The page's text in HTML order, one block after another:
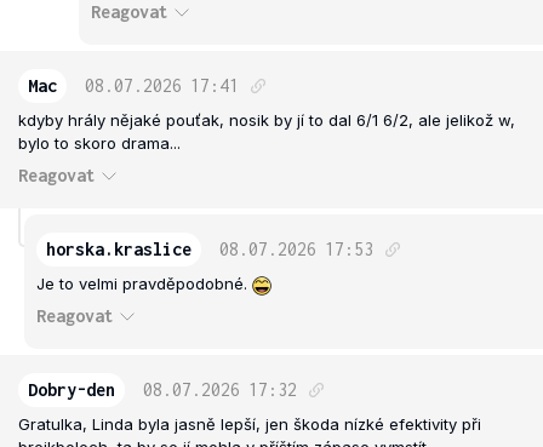
Reagovat
Mac 08.07.2026 17:41
kdyby hrály nějaké pouťak, nosik by jí to dal 6/1 6/2, ale jelikož w,
bylo to skoro drama...
Reagovat
horska.kraslice 08.07.2026 17:53
Je to velmi pravděpodobné.
Reagovat
Dobry-den 08.07.2026 17:32
Gratulka, Linda byla jasně lepší, jen škoda nízké efektivity při